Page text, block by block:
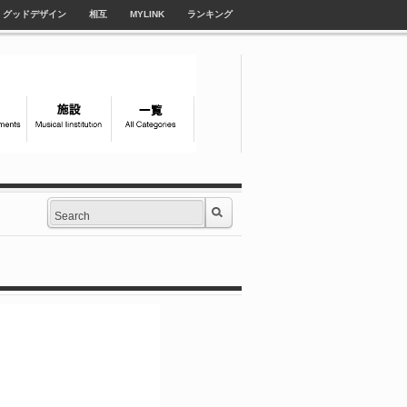
グッドデザイン 相互 MYLINK ランキング